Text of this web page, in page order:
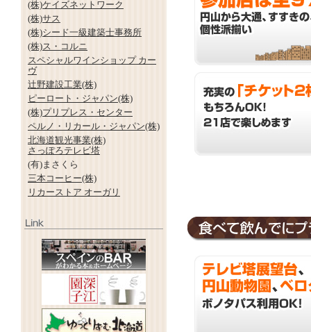
(株)ケイズネットワーク
(株)サス
(株)シード一級建築士事務所
(株)ス・コルニ
スペシャルワインショップ カー
ヴ
辻野建設工業(株)
ピーロート・ジャパン(株)
(株)プリプレス・センター
ペルノ・リカール・ジャパン(株)
北海道観光事業(株)
さっぽろテレビ塔
(有)まさくら
三本コーヒー(株)
リカーストア オーガリ